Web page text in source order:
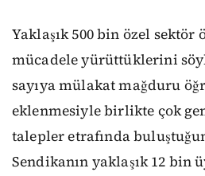
Yaklaşık 500 bin özel sektör
mücadele yürüttüklerini
sayıya mülakat mağduru
eklenmesiyle birlikte çok
talepler etrafında
Sendikanın yaklaşık 12 bin